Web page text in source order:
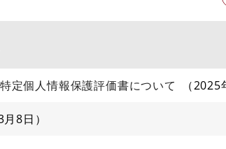
定個人情報保護評価書について 2025
8日